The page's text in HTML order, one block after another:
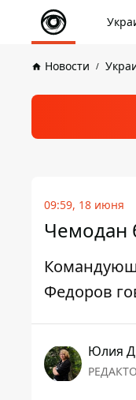
Новости
09:59, 18 июня
Чемодан
Федоров
Юлия